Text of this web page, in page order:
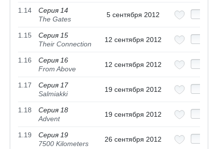
1.14
Серия 14
The Gates
5 сентября 2012
1.15
Серия 15
Their Connection
12 сентября 2012
1.16
Серия 16
From Above
12 сентября 2012
1.17
Серия 17
Salmiakki
19 сентября 2012
1.18
Серия 18
Advent
19 сентября 2012
1.19
Серия 19
7500 Kilometers
26 сентября 2012